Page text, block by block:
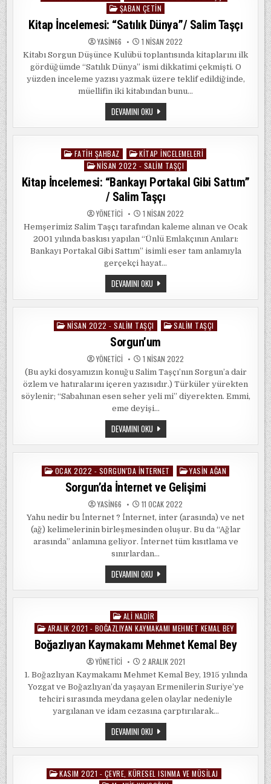
ŞABAN ÇETIN
Kitap İncelemesi: “Satılık Dünya”/ Salim Taşçı
YASIN66 1 NISAN 2022
Kitabı Sorgun Düşünce Kulübü toplantısında kitaplarını ilk
gördüğümde “Satılık Dünya” ismi dikkatimi çekmişti. O
yüzden inceleme yazısı yazmak üzere teklif edildiğinde,
müellifin iki kitabından bunu…
DEVAMINI OKUKITAP
İNCELEMESI:
“SATILIK
DÜNYA”/
TAŞÇI
Posted
FATIH ŞAHBAZ
KITAP İNCELEMELERI
NISAN 2022 - SALIM TAŞÇI
Kitap İncelemesi: “Bankayı Portakal Gibi Sattım”
/ Salim Taşçı
YÖNETICI 1 NISAN 2022
Hemşerimiz Salim Taşçı tarafından kaleme alınan ve Ocak
2001 yılında baskısı yapılan “Ünlü Emlakçının Anıları:
Bankayı Portakal Gibi Sattım” isimli eser tam anlamıyla
gerçekçi hayat…
DEVAMINI OKUKITAP
İNCELEMESI:
“BANKAYI
PORTAKAL
SATTIM”
/
SALIM
TAŞÇI
Posted
NISAN 2022 - SALIM TAŞÇI SALIM TAŞÇI
Sorgun’um
YÖNETICI 1 NISAN 2022
(Bu ayki dosyamızın konuğu Salim Taşçı’nın Sorgun’a dair
özlem ve hatıralarını içeren yazısıdır.) Türküler yürekten
söylenir; “Sabahınan esen seher yeli mi” diyerekten. Emmi,
eme deyişi…
DEVAMINI OKUSORGUN’UM
Posted
OCAK 2022 - SORGUN'DA İNTERNET YASIN AĞAN
Sorgun’da İnternet ve Gelişimi
YASIN66 11 OCAK 2022
Yahu nedir bu İnternet ? İnternet, inter (arasında) ve net
(ağ) kelimelerinin birleşmesinden oluşur. Bu da “Ağlar
arasında” anlamına geliyor. İnternet tüm kısıtlama ve
sınırlardan…
DEVAMINI OKUSORGUN’DA
İNTERNET
VE
GELIŞIMI
Posted
in
ALI NADIR
ARALIK 2021 - BOĞAZLIYAN KAYMAKAMI MEHMET KEMAL BEY
Boğazlıyan Kaymakamı Mehmet Kemal Bey
YÖNETICI 2 ARALIK 2021
1. Boğazlıyan Kaymakamı Mehmet Kemal Bey, 1915 yılında
Yozgat ve Boğazlıyan’da yaşayan Ermenilerin Suriye’ye
tehciri sırasında meydana gelen olaylar nedeniyle
yargılanan ve idam cezasına çarptırılarak…
DEVAMINI OKUBOĞAZLIYAN
KAYMAKAMI
MEHMET
KEMAL
Posted
KASIM 2021 - ÇEVRE, KÜRESEL ISINMA VE MÜSILAJ